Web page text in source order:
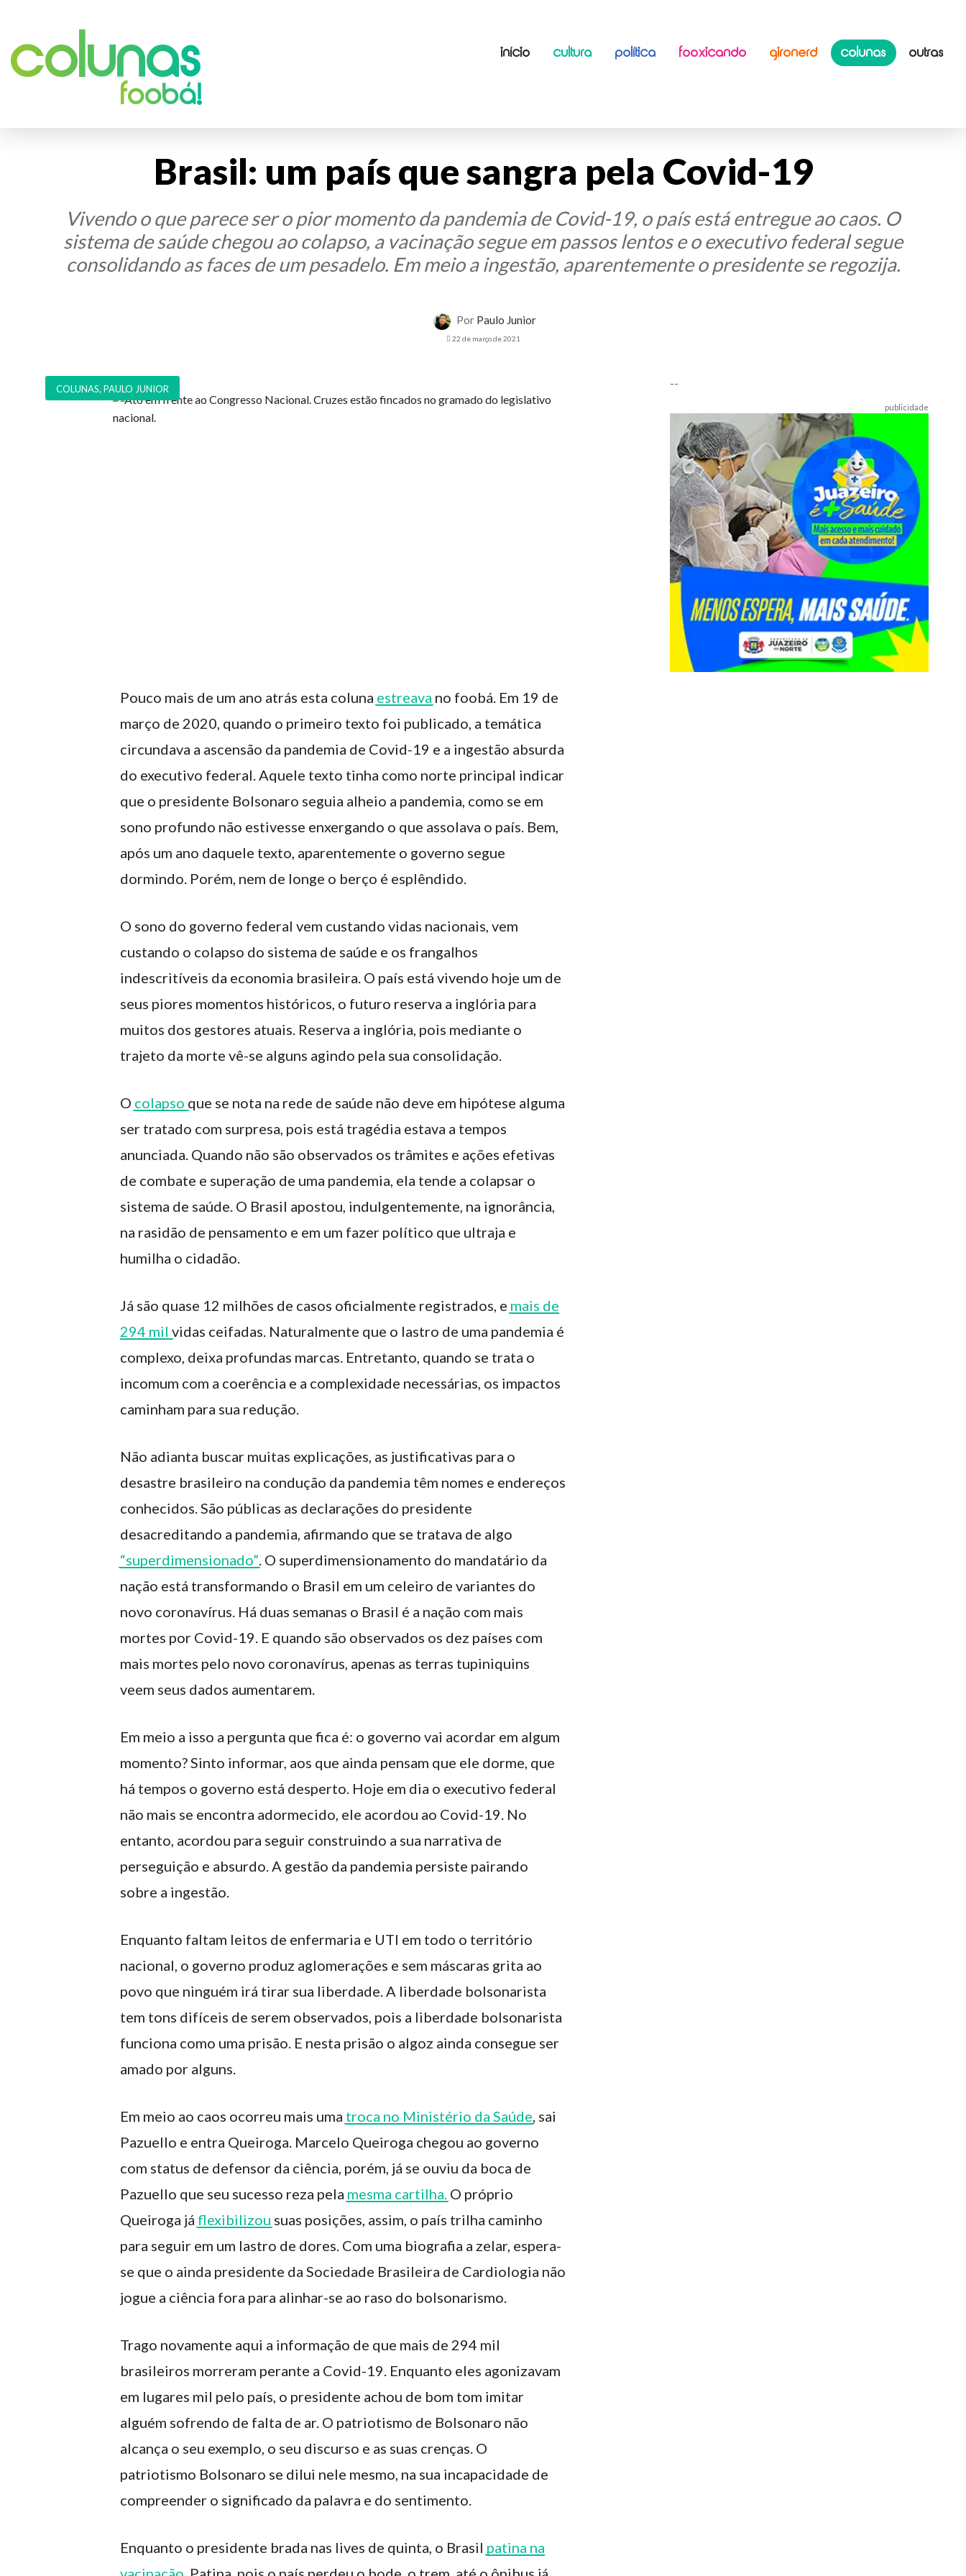
Colunas
foobá!
INÍCIO CULTURA POLÍTICA FOOXICANDO GIRONERD COLUNAS OUTRAS
Brasil: um país que sangra pela Covid-19
Vivendo o que parece ser o pior momento da pandemia de Covid-19, o país está entregue ao caos. O
sistema de saúde chegou ao colapso, a vacinação segue em passos lentos e o executivo federal segue
consolidando as faces de um pesadelo. Em meio a ingestão, aparentemente o presidente se regozija.
Por Paulo Junior
22 de março de 2021
COLUNAS, PAULO JUNIOR
Pouco mais de um ano atrás esta coluna estreava no foobá. Em 19 de
março de 2020, quando o primeiro texto foi publicado, a temática
circundava a ascensão da pandemia de Covid-19 e a ingestão absurda
do executivo federal. Aquele texto tinha como norte principal indicar
que o presidente Bolsonaro seguia alheio a pandemia, como se em
sono profundo não estivesse enxergando o que assolava o país. Bem,
após um ano daquele texto, aparentemente o governo segue
dormindo. Porém, nem de longe o berço é esplêndido.
O sono do governo federal vem custando vidas nacionais, vem
custando o colapso do sistema de saúde e os frangalhos
indescritíveis da economia brasileira. O país está vivendo hoje um de
seus piores momentos históricos, o futuro reserva a inglória para
muitos dos gestores atuais. Reserva a inglória, pois mediante o
trajeto da morte vê-se alguns agindo pela sua consolidação.
O colapso que se nota na rede de saúde não deve em hipótese alguma
ser tratado com surpresa, pois está tragédia estava a tempos
anunciada. Quando não são observados os trâmites e ações efetivas
de combate e superação de uma pandemia, ela tende a colapsar o
sistema de saúde. O Brasil apostou, indulgentemente, na ignorância,
na rasidão de pensamento e em um fazer político que ultraja e
humilha o cidadão.
Já são quase 12 milhões de casos oficialmente registrados, e mais de
294 mil vidas ceifadas. Naturalmente que o lastro de uma pandemia é
complexo, deixa profundas marcas. Entretanto, quando se trata o
incomum com a coerência e a complexidade necessárias, os impactos
caminham para sua redução.
Não adianta buscar muitas explicações, as justificativas para o
desastre brasileiro na condução da pandemia têm nomes e endereços
conhecidos. São públicas as declarações do presidente
desacreditando a pandemia, afirmando que se tratava de algo
“superdimensionado” . O superdimensionamento do mandatário da
nação está transformando o Brasil em um celeiro de variantes do
novo coronavírus. Há duas semanas o Brasil é a nação com mais
mortes por Covid-19. E quando são observados os dez países com
mais mortes pelo novo coronavírus, apenas as terras tupiniquins
veem seus dados aumentarem.
Em meio a isso a pergunta que fica é: o governo vai acordar em algum
momento? Sinto informar, aos que ainda pensam que ele dorme, que
há tempos o governo está desperto. Hoje em dia o executivo federal
não mais se encontra adormecido, ele acordou ao Covid-19. No
entanto, acordou para seguir construindo a sua narrativa de
perseguição e absurdo. A gestão da pandemia persiste pairando
sobre a ingestão.
Enquanto faltam leitos de enfermaria e UTI em todo o território
nacional, o governo produz aglomerações e sem máscaras grita ao
povo que ninguém irá tirar sua liberdade. A liberdade bolsonarista
tem tons difíceis de serem observados, pois a liberdade bolsonarista
funciona como uma prisão. E nesta prisão o algoz ainda consegue ser
amado por alguns.
Em meio ao caos ocorreu mais uma troca no Ministério da Saúde , sai
Pazuello e entra Queiroga. Marcelo Queiroga chegou ao governo
com status de defensor da ciência, porém, já se ouviu da boca de
Pazuello que seu sucesso reza pela mesma cartilha. O próprio
Queiroga já flexibilizou suas posições, assim, o país trilha caminho
para seguir em um lastro de dores. Com uma biografia a zelar, espera-
se que o ainda presidente da Sociedade Brasileira de Cardiologia não
jogue a ciência fora para alinhar-se ao raso do bolsonarismo.
Trago novamente aqui a informação de que mais de 294 mil
brasileiros morreram perante a Covid-19. Enquanto eles agonizavam
em lugares mil pelo país, o presidente achou de bom tom imitar
alguém sofrendo de falta de ar. O patriotismo de Bolsonaro não
alcança o seu exemplo, o seu discurso e as suas crenças. O
patriotismo Bolsonaro se dilui nele mesmo, na sua incapacidade de
compreender o significado da palavra e do sentimento.
Enquanto o presidente brada nas lives de quinta, o Brasil patina na
--
publicidade